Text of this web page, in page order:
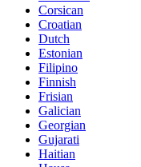
Corsican
Croatian
Dutch
Estonian
Filipino
Finnish
Frisian
Galician
Georgian
Gujarati
Haitian